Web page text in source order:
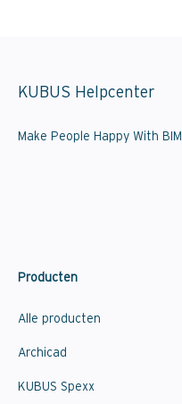
KUBUS Helpcenter
Make People Happy With BIM
Producten
Alle producten
Archicad
KUBUS Spexx